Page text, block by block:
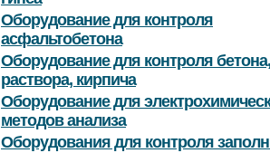
Оборудование для контроля
асфальтобетона
Оборудование для контроля бетона,
раствора, кирпича
Оборудование для
методов анализа
Оборудования для контроля